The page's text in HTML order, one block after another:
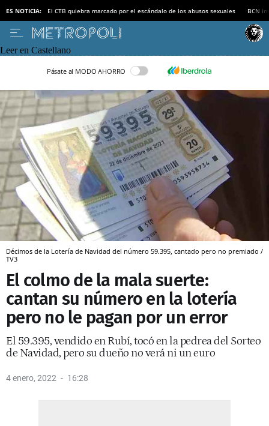
ES NOTICIA: El CTB quiebra marcado por el escándalo de los abusos sexuales BCN
Leer en Castellano
Pásate al MODO AHORRO
Décimos de la Lotería de Navidad del número 59.395, cantado pero no premiado /
TV3
El colmo de la mala suerte:
cantan su número en la lotería
pero no le pagan por un error
El 59.395, vendido en Rubí, tocó en la pedrea del Sorteo
de Navidad, pero su dueño no verá ni un euro
4 enero, 2022 16:28